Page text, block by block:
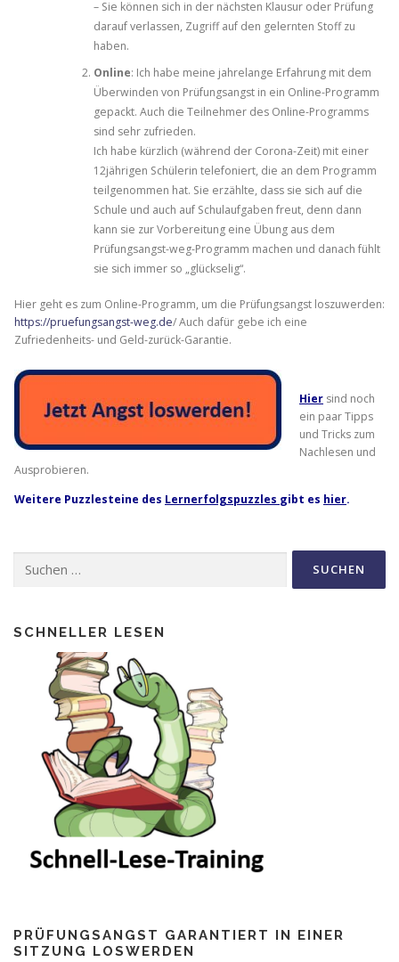
– Sie können sich in der nächsten Klausur oder Prüfung
darauf verlassen, Zugriff auf den gelernten Stoff zu
haben.
Online: Ich habe meine jahrelange Erfahrung mit dem
Überwinden von Prüfungsangst in ein Online-Programm
gepackt. Auch die Teilnehmer des Online-Programms
sind sehr zufrieden.
Ich habe kürzlich (während der Corona-Zeit) mit einer
12jährigen Schülerin telefoniert, die an dem Programm
teilgenommen hat. Sie erzählte, dass sie sich auf die
Schule und auch auf Schulaufgaben freut, denn dann
kann sie zur Vorbereitung eine Übung aus dem
Prüfungsangst-weg-Programm machen und danach fühlt
sie sich immer so „glückselig“.
Hier geht es zum Online-Programm, um die Prüfungsangst loszuwerden:
https://pruefungsangst-weg.de/ Auch dafür gebe ich eine
Zufriedenheits- und Geld-zurück-Garantie.
Hier sind noch
ein paar Tipps
und Tricks zum
Nachlesen und
Ausprobieren.
Weitere Puzzlesteine des Lernerfolgspuzzles gibt es hier.
nach:
SCHNELLER LESEN
PRÜFUNGSANGST GARANTIERT IN EINER
SITZUNG LOSWERDEN